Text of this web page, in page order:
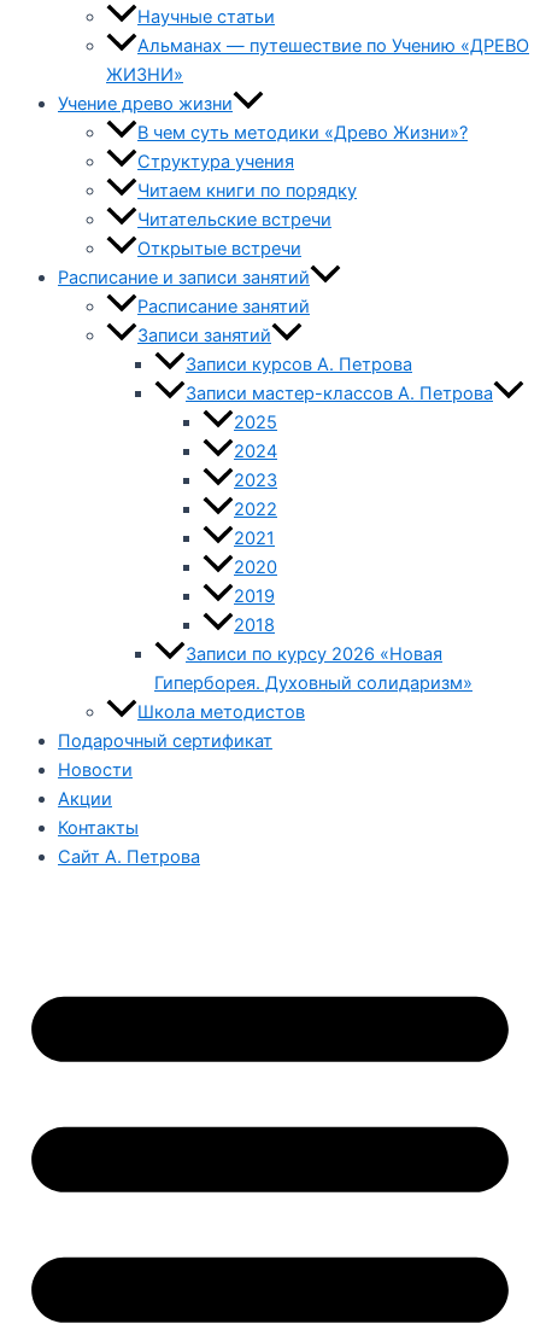
Научные статьи
Альманах — путешествие по Учению «ДРЕВО
ЖИЗНИ»
Учение древо жизни
В чем суть методики «Древо Жизни»?
Структура учения
Читаем книги по порядку
Читательские встречи
Открытые встречи
Расписание и записи занятий
Расписание занятий
Записи занятий
Записи курсов А. Петрова
Записи мастер-классов А. Петрова
2025
2024
2023
2022
2021
2020
2019
2018
Записи по курсу 2026 «Новая
Гиперборея. Духовный солидаризм»
Школа методистов
Подарочный сертификат
Новости
Акции
Контакты
Сайт А. Петрова